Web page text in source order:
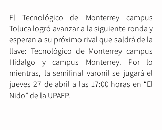
El Tecnológico de Monterrey campus
Toluca logró avanzar a la siguiente ronda y
esperan a su próximo rival que saldrá de la
llave: Tecnológico de Monterrey campus
Hidalgo y campus Monterrey. Por lo
mientras, la semifinal varonil se jugará el
jueves 27 de abril a las 17:00 horas en “El
Nido” de la UPAEP.